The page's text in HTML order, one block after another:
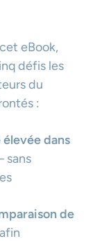
eBook,
défis les
du
:
dans
de